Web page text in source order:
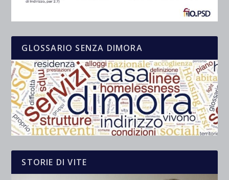
GLOSSARIO SENZA DIMORA
STORIE DI VITE